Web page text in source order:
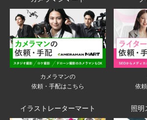
カメラマンの
依頼・手配はこちら
依
イラストレーターマート 照明